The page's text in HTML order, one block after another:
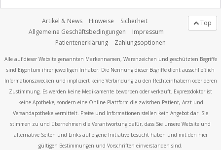
Top
Artikel & News Hinweise
Sicherheit
Allgemeine Geschäftsbedingungen
Impressum
Patientenerklärung
Zahlungsoptionen
Alle auf dieser Website genannten Markennamen, Warenzeichen und geschützten Begriffe
sind Eigentum ihrer jeweiligen Inhaber. Die Nennung dieser Begriffe dient ausschließlich
Informationszwecken und impliziert keine Verbindung zu den Rechteinhabern oder deren
Zustimmung. Es werden keine Medikamente beworben oder verkauft. Expressdoktor ist
keine Apotheke, sondern eine Online-Plattform die zwischen Patient, Arzt und
Versandapotheke vermittelt. Preise und Informationen stellen kein Angebot dar. Sie
stimmen zu und übernehmen die Verantwortung dafür, dass Sie unsere Website und
alternative Seiten und Links auf eigene Initiative besucht haben und mit den hier
gültigen Bestimmungen und Vorschriften einverstanden sind.